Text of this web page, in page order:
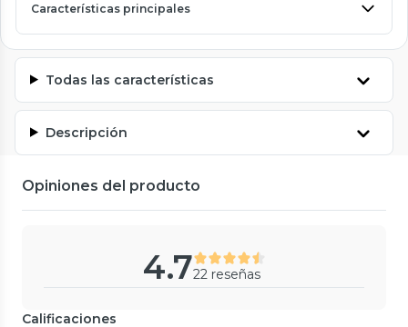
Características principales
Todas las características
Descripción
Opiniones del producto
4.722 reseñas
Calificaciones